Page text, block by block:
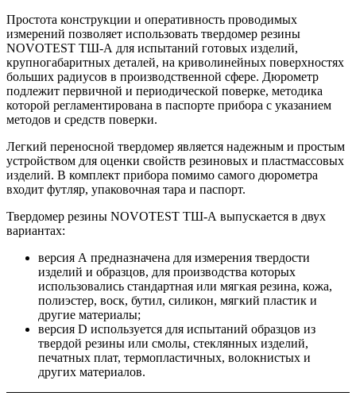
Простота конструкции и оперативность проводимых
измерений позволяет использовать твердомер резины
NOVOTEST ТШ-А для испытаний готовых изделий,
крупногабаритных деталей, на криволинейных поверхностях
больших радиусов в производственной сфере. Дюрометр
подлежит первичной и периодической поверке, методика
которой регламентирована в паспорте прибора с указанием
методов и средств поверки.
Легкий переносной твердомер является надежным и простым
устройством для оценки свойств резиновых и пластмассовых
изделий. В комплект прибора помимо самого дюрометра
входит футляр, упаковочная тара и паспорт.
Твердомер резины NOVOTEST ТШ-А выпускается в двух
вариантах:
версия А предназначена для измерения твердости
изделий и образцов, для производства которых
использовались стандартная или мягкая резина, кожа,
полиэстер, воск, бутил, силикон, мягкий пластик и
другие материалы;
версия D используется для испытаний образцов из
твердой резины или смолы, стеклянных изделий,
печатных плат, термопластичных, волокнистых и
других материалов.